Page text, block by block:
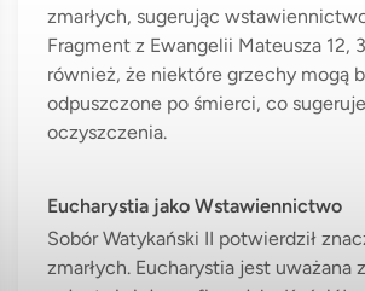
zmarłych, sugerując
Fragment z Ewangelii Mateusza 12,
również, że niektóre grzechy mogą
odpuszczone po śmierci, co
oczyszczenia.
Eucharystia jako Wstawiennictwo
Sobór Watykański II potwierdził
zmarłych. Eucharystia jest uważana